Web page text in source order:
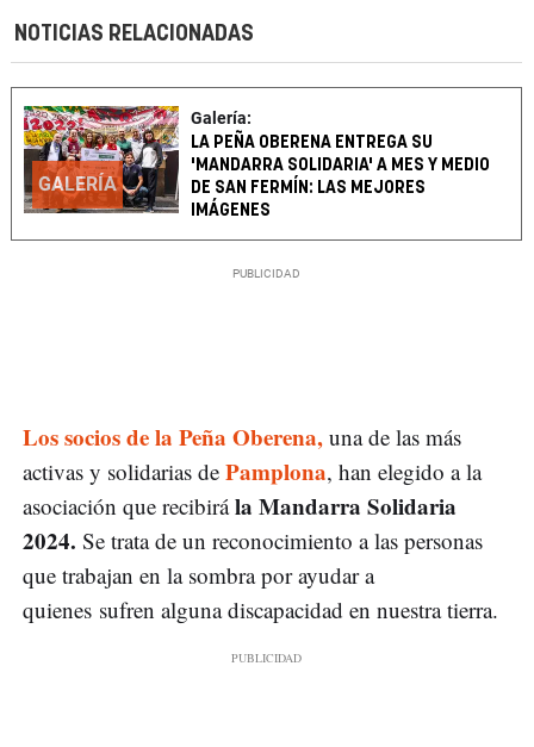
NOTICIAS RELACIONADAS
GALERÍA
Galería:
LA PEÑA OBERENA ENTREGA SU
'MANDARRA SOLIDARIA' A MES Y MEDIO
DE SAN FERMÍN: LAS MEJORES
IMÁGENES
Los socios de la Peña Oberena, una de las más
activas y solidarias de Pamplona, han elegido a la
asociación que recibirála Mandarra Solidaria
2024. Se trata de un reconocimiento a las personas
que trabajan en la sombra por ayudar a
quienes sufren alguna discapacidad en nuestra tierra.